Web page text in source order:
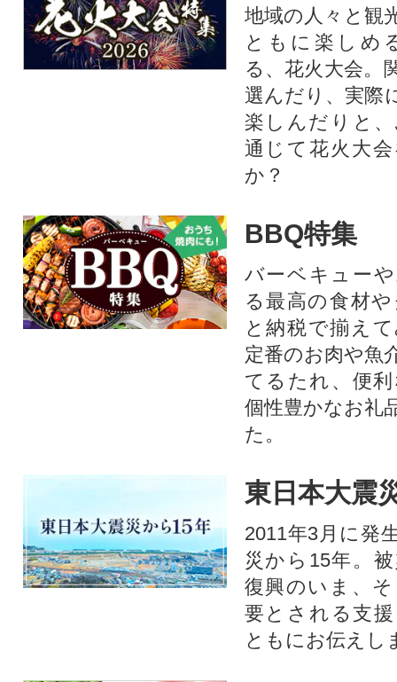
地域の人々と観
ともに楽しめ
る、花火大会。
選んだり、実際
楽しんだりと
通じて花火大
か？​
BBQ特集
バーベキュー
る最高の食材
と納税で揃え
定番のお肉や魚
てるたれ、便
個性豊かなお礼
た。
東日本大震
2011年3月に発
災から15年。
復興のいま、
要とされる支
ともにお伝えし